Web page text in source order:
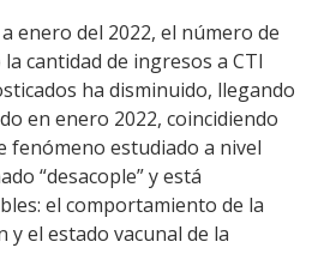
enero del 2022, el número de
cantidad de ingresos a CTI
ha disminuido, llegando
en enero 2022, coincidiendo
fenómeno estudiado a nivel
“desacople” y está
el comportamiento de la
y el estado vacunal de la